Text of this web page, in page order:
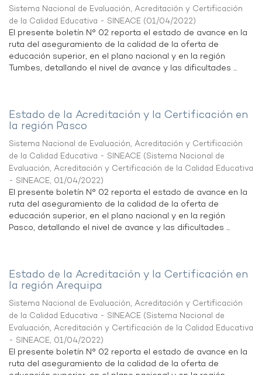
Sistema Nacional de Evaluación, Acreditación y Certificación
de la Calidad Educativa - SINEACE (01/04/2022)
El presente boletín N° 02 reporta el estado de avance en la
ruta del aseguramiento de la calidad de la oferta de
educación superior, en el plano nacional y en la región
Tumbes, detallando el nivel de avance y las dificultades ...
Estado de la Acreditación y la Certificación en
la región Pasco
Sistema Nacional de Evaluación, Acreditación y Certificación
de la Calidad Educativa - SINEACE (Sistema Nacional de
Evaluación, Acreditación y Certificación de la Calidad Educativa
- SINEACE, 01/04/2022)
El presente boletín N° 02 reporta el estado de avance en la
ruta del aseguramiento de la calidad de la oferta de
educación superior, en el plano nacional y en la región
Pasco, detallando el nivel de avance y las dificultades ...
Estado de la Acreditación y la Certificación en
la región Arequipa
Sistema Nacional de Evaluación, Acreditación y Certificación
de la Calidad Educativa - SINEACE (Sistema Nacional de
Evaluación, Acreditación y Certificación de la Calidad Educativa
- SINEACE, 01/04/2022)
El presente boletín N° 02 reporta el estado de avance en la
ruta del aseguramiento de la calidad de la oferta de